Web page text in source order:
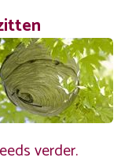
verder.